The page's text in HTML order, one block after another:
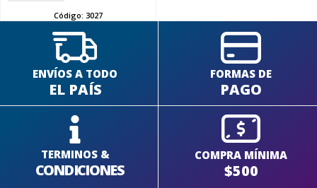
Código: 3027
ENVÍOS A TODO
EL PAÍS
FORMAS DE
PAGO
TERMINOS &
CONDICIONES
COMPRA MÍNIMA
$500